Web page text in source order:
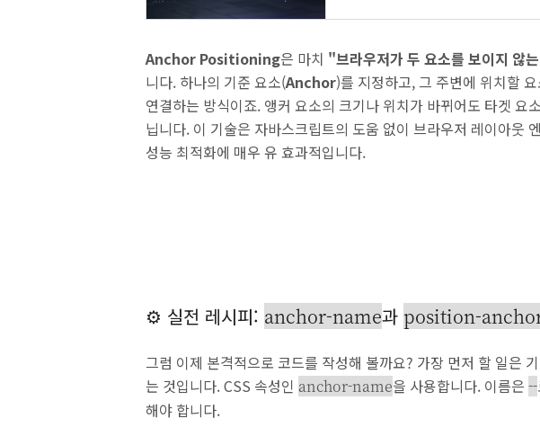
Anchor Positioning은 마치 "브라우저가 두 요소를 보이지 않
니다. 하나의 기준 요소(Anchor)를 지정하고, 그 주변에 위치할
연결하는 방식이죠. 앵커 요소의 크기나 위치가 바뀌어도 타겟 요
닙니다. 이 기술은 자바스크립트의 도움 없이 브라우저 레이아웃
성능 최적화에 매우 유 효과적입니다.
⚙️ 실전 레시피: anchor-name과 position-
그럼 이제 본격적으로 코드를 작성해 볼까요? 가장 먼저 할 일은
는 것입니다. CSS 속성인 anchor-name을 사용합니다. 이름은 --
해야 합니다.